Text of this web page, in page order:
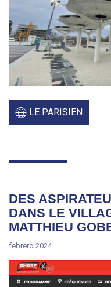
LE PARISIEN
DES
DANS LE
MATTHIEU
febrero 2024